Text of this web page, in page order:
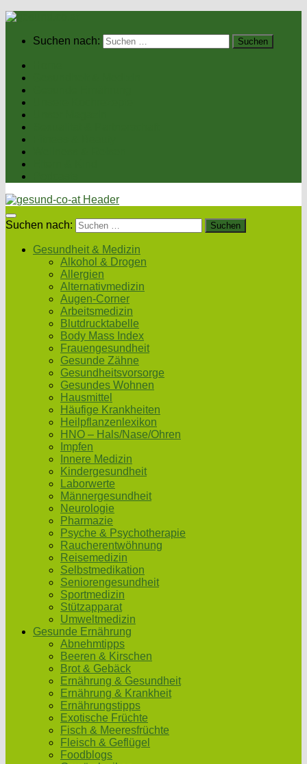
Suchen nach:
Suchen nach:
Gesundheit & Medizin
Alkohol & Drogen
Allergien
Alternativmedizin
Augen-Corner
Arbeitsmedizin
Blutdrucktabelle
Body Mass Index
Frauengesundheit
Gesunde Zähne
Gesundheitsvorsorge
Gesundes Wohnen
Hausmittel
Häufige Krankheiten
Heilpflanzenlexikon
HNO – Hals/Nase/Ohren
Impfen
Innere Medizin
Kindergesundheit
Laborwerte
Männergesundheit
Neurologie
Pharmazie
Psyche & Psychotherapie
Raucherentwöhnung
Reisemedizin
Selbstmedikation
Seniorengesundheit
Sportmedizin
Stützapparat
Umweltmedizin
Gesunde Ernährung
Abnehmtipps
Beeren & Kirschen
Brot & Gebäck
Ernährung & Gesundheit
Ernährung & Krankheit
Ernährungstipps
Exotische Früchte
Fisch & Meeresfrüchte
Fleisch & Geflügel
Foodblogs